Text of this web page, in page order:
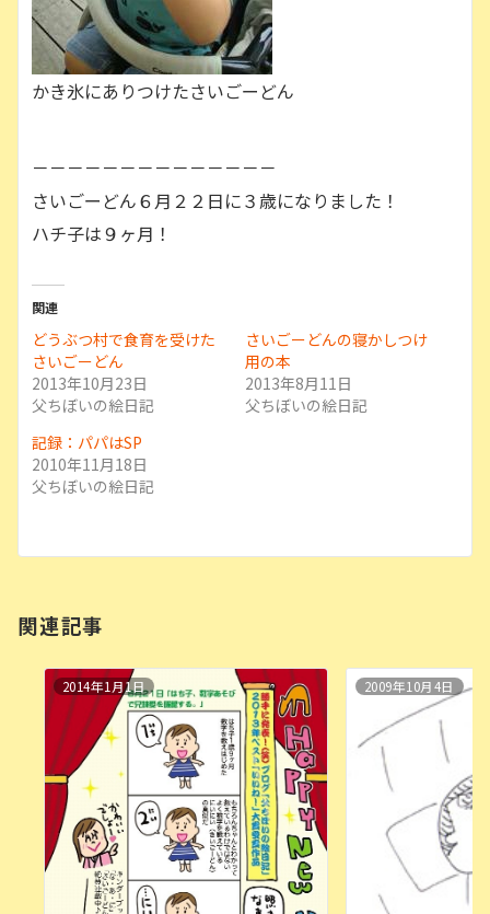
かき氷にありつけたさいごーどん
－－－－－－－－－－－－－－
さいごーどん６月２２日に３歳になりました！
ハチ子は９ヶ月！
関連
どうぶつ村で食育を受けた
さいごーどん
2013年10月23日
父ちぼいの絵日記
さいごーどんの寝かしつけ
用の本
2013年8月11日
父ちぼいの絵日記
記録：パパはSP
2010年11月18日
父ちぼいの絵日記
関連記事
2014年1月1日 2009年10月4日